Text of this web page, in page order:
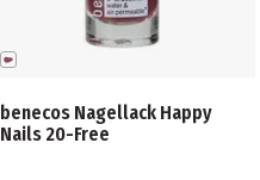
benecos Nagellack Happy
Nails 20-Free